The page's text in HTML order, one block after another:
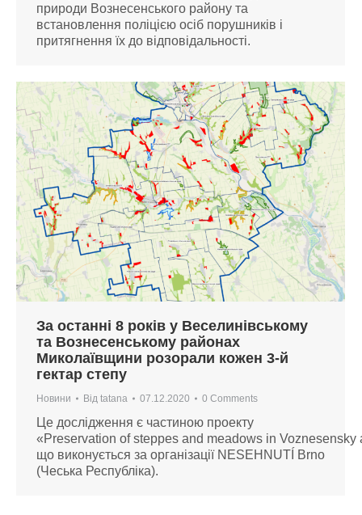
природи Вознесенського району та
встановлення поліцією осіб порушників і
притягнення їх до відповідальності.
За останні 8 років у Веселинівському
та Вознесенському районах
Миколаївщини розорали кожен 3-й
гектар степу
Новини Від tatana 07.12.2020 0 Comments
Це дослідження є частиною проекту
«Preservation of steppes and meadows in
що виконується за організації NESEHNUTÍ Brno
(Чеська Республіка).